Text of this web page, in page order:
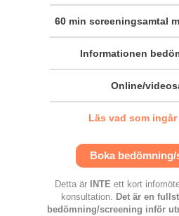
60 min screeningsamtal
Informationen
Online/
Läs vad som
Boka
Detta är INTE ett kort
konsultation. Det är en
bedömning/screening inför